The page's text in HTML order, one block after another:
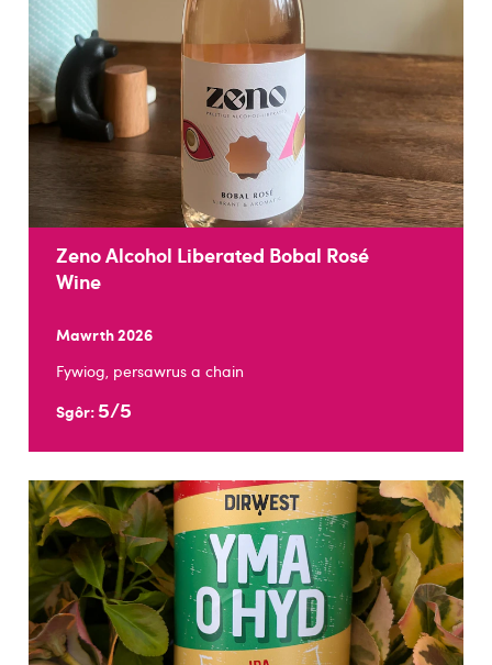
Zeno Alcohol Liberated Bobal Rosé
Wine
Mawrth 2026
Fywiog, persawrus a chain
Sgôr: 5/5